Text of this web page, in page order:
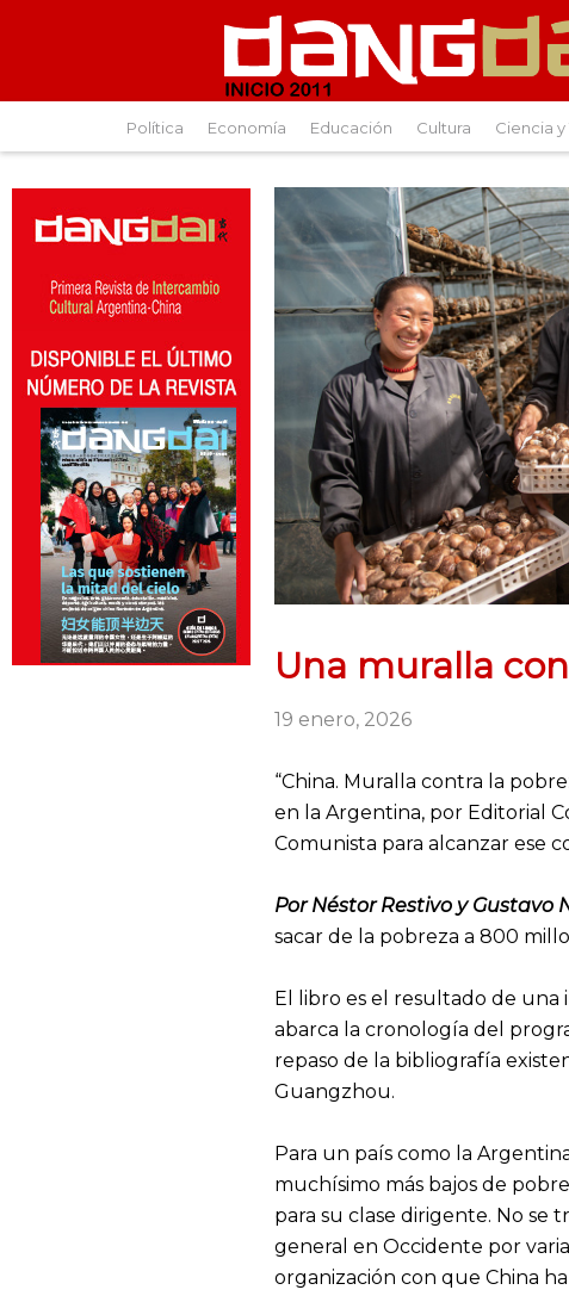
Política Economía Educación Cultura Ciencia y
Una muralla
19 enero, 2026
“China. Muralla contra la
en la Argentina, por Editorial
Comunista para alcanzar ese
Por Néstor Restivo y Gustavo
sacar de la pobreza a 800
El libro es el resultado de una
abarca la cronología del
repaso de la bibliografía
Guangzhou.
Para un país como la
muchísimo más bajos de
para su clase dirigente. No se
general en Occidente por
organización con que China